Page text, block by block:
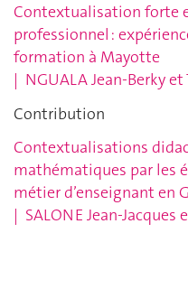
Contextualisation forte
professionnel :
formation à Mayotte
| NGUALA Jean-Berky
Contribution
Contextualisations
mathématiques par les
métier d’enseignant en
| SALONE Jean-Jacques